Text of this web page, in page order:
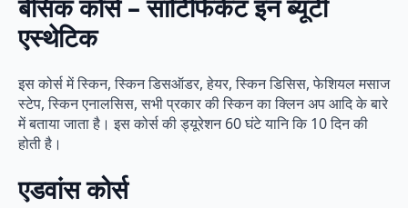
बेसिक कोर्स–सार्टिफिकेट इन ब्यूटी
एस्थेटिक
इस कोर्स में स्किन, स्किन डिसऑडर, हेयर, स्किन डिसिस, फेशियल मसाज
स्टेप, स्किन एनालसिस, सभी प्रकार की स्किन का क्लिन अप आदि के बारे
में बताया जाता है। इस कोर्स की ड्यूरेशन 60 घंटे यानि कि 10 दिन की
होती है।
एडवांस कोर्स